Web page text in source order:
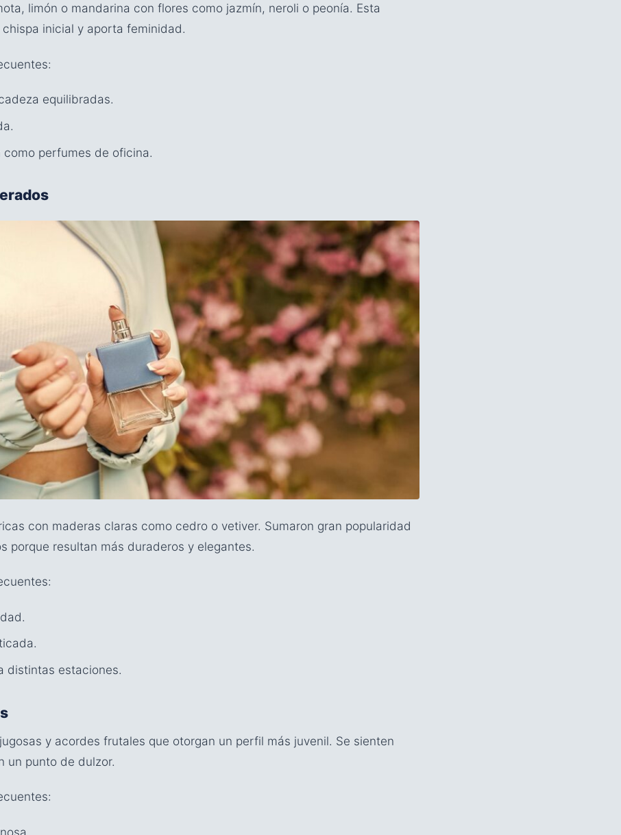
limón o mandarina con flores como jazmín, neroli o peonía. Esta
inicial y aporta feminidad.
equilibradas.
como perfumes de oficina.
con maderas claras como cedro o vetiver. Sumaron gran popularidad
porque resultan más duraderos y elegantes.
distintas estaciones.
y acordes frutales que otorgan un perfil más juvenil. Se sienten
un punto de dulzor.